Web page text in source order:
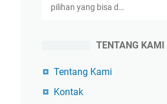
pilihan yang bisa d…
TENTANG KAMI
Tentang Kami
Kontak